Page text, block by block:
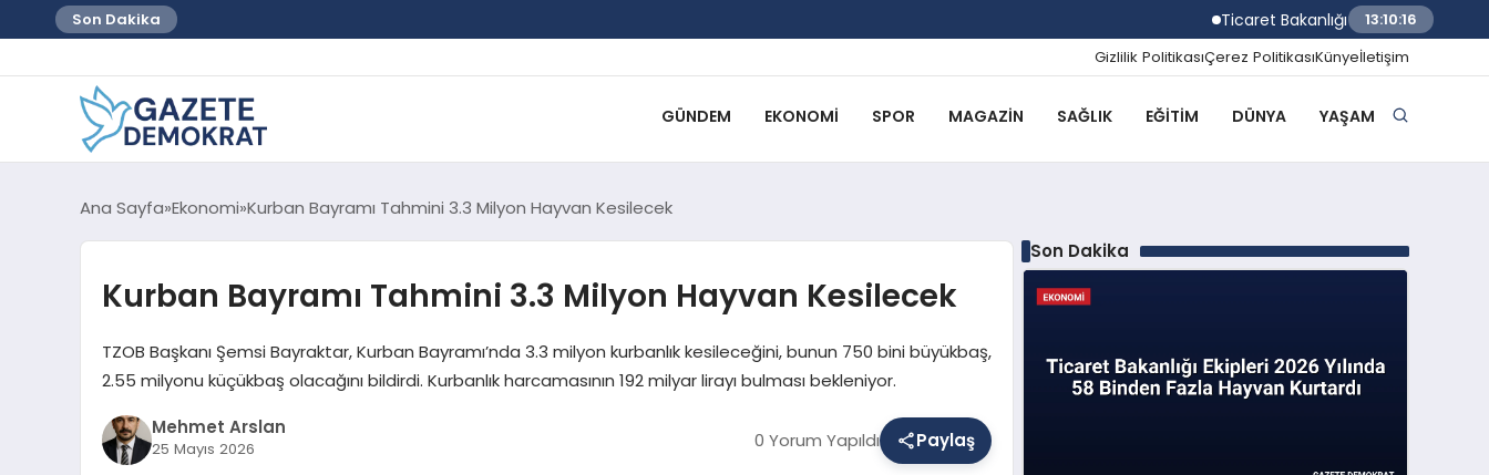
Son Dakika Ticaret Bakanlığı Ekipleri 2026 Yılında
13:10:17
Gizlilik PolitikasıÇerez PolitikasıKünyeİletişim
GÜNDEM EKONOMI SPOR MAGAZIN SAĞLIK EĞITIM DÜNYA YAŞAM
Ana Sayfa Ekonomi Kurban Bayramı Tahmini 3.3 Milyon Hayvan Kesilecek
Kurban Bayramı Tahmini 3.3 Milyon Hayvan Kesilecek
TZOB Başkanı Şemsi Bayraktar, Kurban Bayramı’nda 3.3 milyon kurbanlık kesileceğini, bunun 750 bini büyükbaş,
2.55 milyonu küçükbaş olacağını bildirdi. Kurbanlık harcamasının 192 milyar lirayı bulması bekleniyor.
Mehmet Arslan
25 Mayıs 2026 0 Yorum Yapıldı Paylaş
Son Dakika